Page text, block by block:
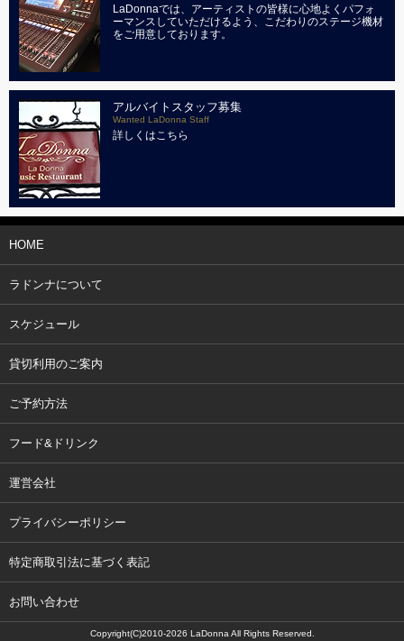
LaDonnaでは、アーティストの皆様に心地よくパフォ
ーマンスしていただけるよう、こだわりのステージ機材
をご用意しております。
アルバイトスタッフ募集
Wanted LaDonna Staff
詳しくはこちら
HOME
ラドンナについて
スケジュール
貸切利用のご案内
ご予約方法
フード&ドリンク
運営会社
プライバシーポリシー
特定商取引法に基づく表記
お問い合わせ
Copyright(C)2010-2026 LaDonna All Rights Reserved.